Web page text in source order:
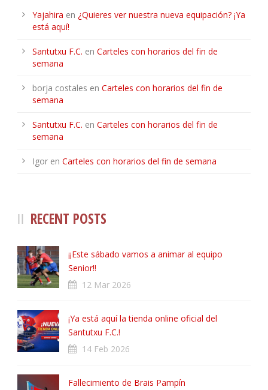
2
1 FOULS CONCEDED
1
2
66.8% SUCCESSFUL CROSSES (%)
4
1
3 OFFSIDES
Array
Array
Array
Array
Yajahira en ¿Quieres ver nuestra nueva equipación? ¡Ya
está aquí!
Santutxu F.C. en Carteles con horarios del fin de
semana
borja costales en Carteles con horarios del fin de
semana
Santutxu F.C. en Carteles con horarios del fin de
semana
Igor en Carteles con horarios del fin de semana
RECENT POSTS
¡¡Este sábado vamos a animar al equipo
Senior!!
12 Mar 2026
¡Ya está aquí la tienda online oficial del
Santutxu F.C.!
14 Feb 2026
Fallecimiento de Brais Pampín